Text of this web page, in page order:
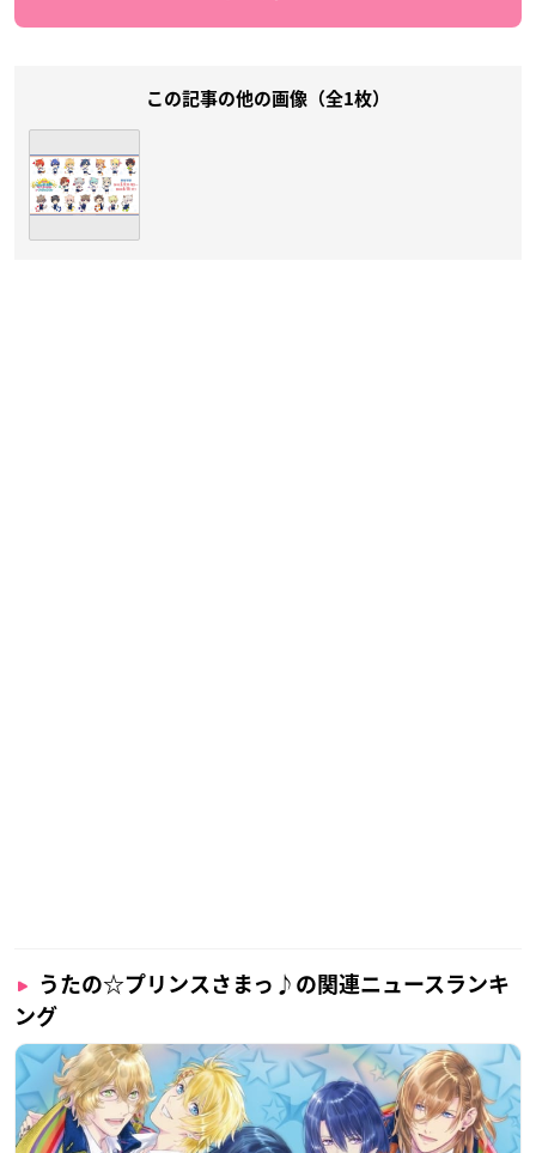
この記事の他の画像（全1枚）
うたの☆プリンスさまっ♪の関連ニュースランキ
ング